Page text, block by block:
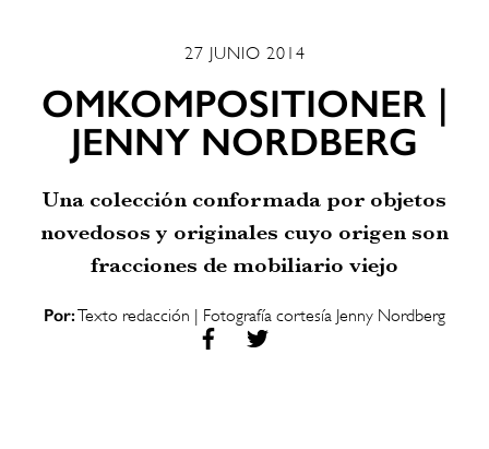
27 JUNIO 2014
OMKOMPOSITIONER |
JENNY NORDBERG
Una colección conformada por objetos
novedosos y originales cuyo origen son
fracciones de mobiliario viejo
Por:Texto redacción | Fotografía cortesía Jenny Nordberg